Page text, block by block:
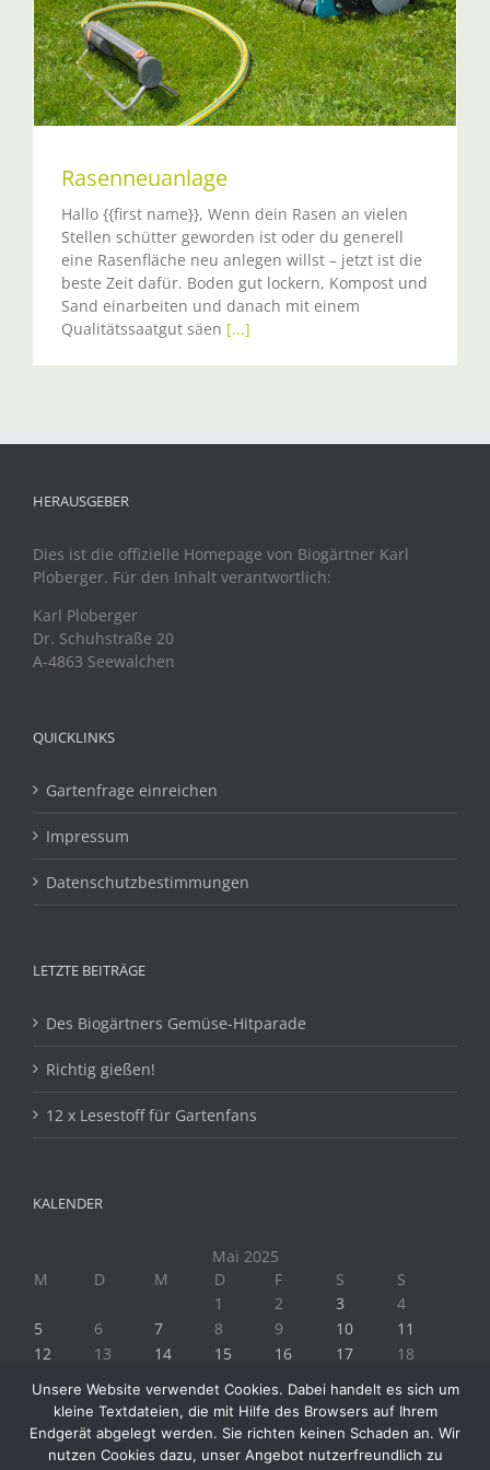
Rasenneuanlage
Hallo {{first name}}, Wenn dein Rasen an vielen
Stellen schütter geworden ist oder du generell
eine Rasenfläche neu anlegen willst – jetzt ist die
beste Zeit dafür. Boden gut lockern, Kompost und
Sand einarbeiten und danach mit einem
Qualitätssaatgut säen [...]
HERAUSGEBER
Dies ist die offizielle Homepage von Biogärtner Karl
Ploberger. Für den Inhalt verantwortlich:
Karl Ploberger
Dr. Schuhstraße 20
A-4863 Seewalchen
QUICKLINKS
Gartenfrage einreichen
Impressum
Datenschutzbestimmungen
LETZTE BEITRÄGE
Des Biogärtners Gemüse-Hitparade
Richtig gießen!
12 x Lesestoff für Gartenfans
KALENDER
Mai 2025
M
D M D F S
S
1
2 3
4
5
6 7 8 9 10
11
12
13 14 15 16 17
18
27 28 29 30
31
« Apr.
Juni »
Unsere Website verwendet Cookies. Dabei handelt es sich um
kleine Textdateien, die mit Hilfe des Browsers auf Ihrem
Endgerät abgelegt werden. Sie richten keinen Schaden an. Wir
nutzen Cookies dazu, unser Angebot nutzerfreundlich zu